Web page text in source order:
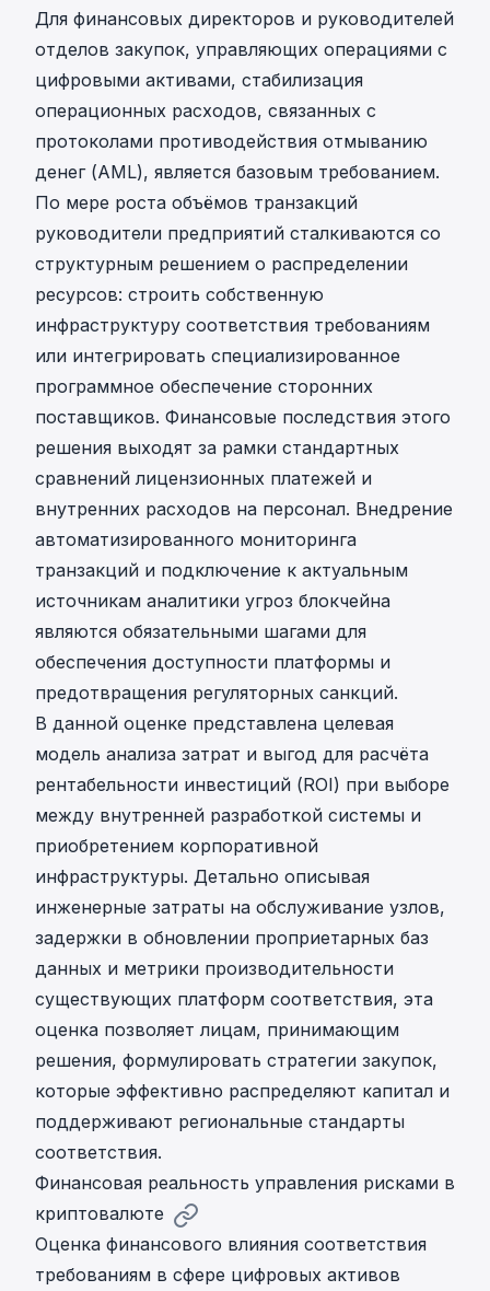
Для финансовых директоров и руководителей
отделов закупок, управляющих операциями с
цифровыми активами, стабилизация
операционных расходов, связанных с
протоколами противодействия отмыванию
денег (AML), является базовым требованием.
По мере роста объёмов транзакций
руководители предприятий сталкиваются со
структурным решением о распределении
ресурсов: строить собственную
инфраструктуру соответствия требованиям
или интегрировать специализированное
программное обеспечение сторонних
поставщиков. Финансовые последствия этого
решения выходят за рамки стандартных
сравнений лицензионных платежей и
внутренних расходов на персонал. Внедрение
автоматизированного мониторинга
транзакций и подключение к актуальным
источникам аналитики угроз блокчейна
являются обязательными шагами для
обеспечения доступности платформы и
предотвращения регуляторных санкций.
В данной оценке представлена целевая
модель анализа затрат и выгод для расчёта
рентабельности инвестиций (ROI) при выборе
между внутренней разработкой системы и
приобретением корпоративной
инфраструктуры. Детально описывая
инженерные затраты на обслуживание узлов,
задержки в обновлении проприетарных баз
данных и метрики производительности
существующих платформ соответствия, эта
оценка позволяет лицам, принимающим
решения, формулировать стратегии закупок,
которые эффективно распределяют капитал и
поддерживают региональные стандарты
соответствия.
Финансовая реальность управления рисками в
криптовалюте
Оценка финансового влияния соответствия
требованиям в сфере цифровых активов